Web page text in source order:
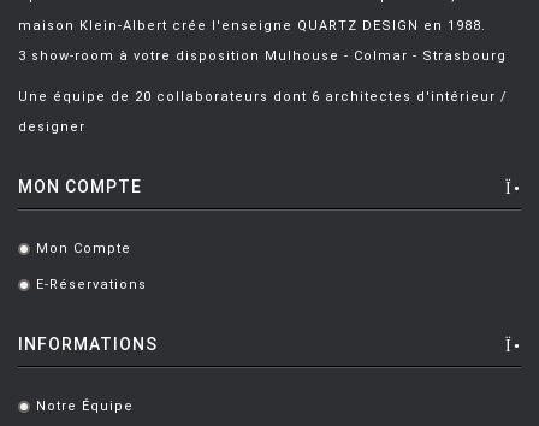
maison Klein-Albert crée l'enseigne QUARTZ DESIGN en 1988.
3 show-room à votre disposition Mulhouse - Colmar - Strasbourg
Une équipe de 20 collaborateurs dont 6 architectes d'intérieur /
designer
MON COMPTE
. Mon Compte
. E-Réservations
INFORMATIONS
. Notre Équipe